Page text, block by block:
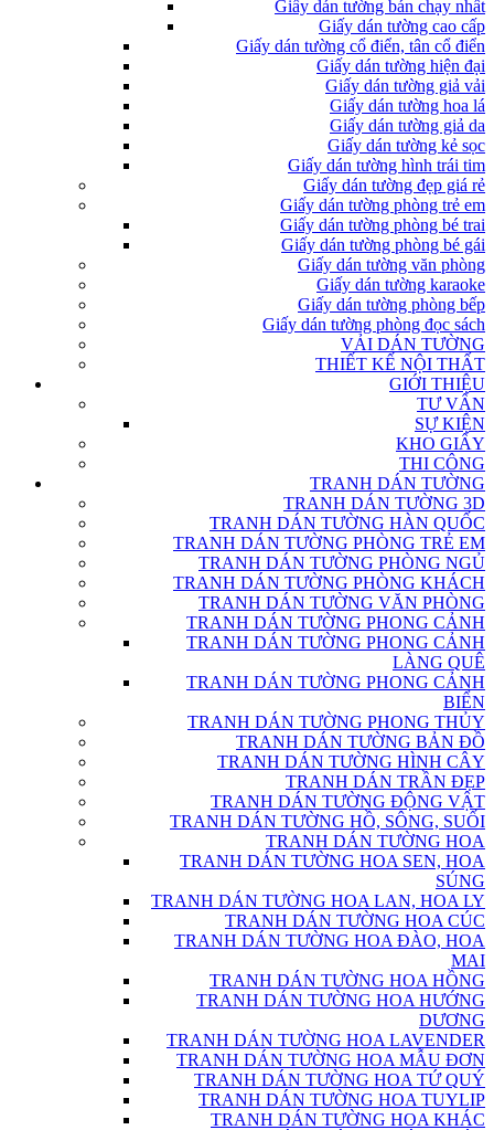
Giấy dán tường bán chạy nhất
Giấy dán tường cao cấp
Giấy dán tường cổ điển, tân cổ điển
Giấy dán tường hiện đại
Giấy dán tường giả vải
Giấy dán tường hoa lá
Giấy dán tường giả da
Giấy dán tường kẻ sọc
Giấy dán tường hình trái tim
Giấy dán tường đẹp giá rẻ
Giấy dán tường phòng trẻ em
Giấy dán tường phòng bé trai
Giấy dán tường phòng bé gái
Giấy dán tường văn phòng
Giấy dán tường karaoke
Giấy dán tường phòng bếp
Giấy dán tường phòng đọc sách
VẢI DÁN TƯỜNG
THIẾT KẾ NỘI THẤT
GIỚI THIỆU
TƯ VẤN
SỰ KIỆN
KHO GIẤY
THI CÔNG
TRANH DÁN TƯỜNG
TRANH DÁN TƯỜNG 3D
TRANH DÁN TƯỜNG HÀN QUỐC
TRANH DÁN TƯỜNG PHÒNG TRẺ EM
TRANH DÁN TƯỜNG PHÒNG NGỦ
TRANH DÁN TƯỜNG PHÒNG KHÁCH
TRANH DÁN TƯỜNG VĂN PHÒNG
TRANH DÁN TƯỜNG PHONG CẢNH
TRANH DÁN TƯỜNG PHONG CẢNH
LÀNG QUÊ
TRANH DÁN TƯỜNG PHONG CẢNH
BIỂN
TRANH DÁN TƯỜNG PHONG THỦY
TRANH DÁN TƯỜNG BẢN ĐỒ
TRANH DÁN TƯỜNG HÌNH CÂY
TRANH DÁN TRẦN ĐẸP
TRANH DÁN TƯỜNG ĐỘNG VẬT
TRANH DÁN TƯỜNG HỒ, SÔNG, SUỐI
TRANH DÁN TƯỜNG HOA
TRANH DÁN TƯỜNG HOA SEN, HOA
SÚNG
TRANH DÁN TƯỜNG HOA LAN, HOA LY
TRANH DÁN TƯỜNG HOA CÚC
TRANH DÁN TƯỜNG HOA ĐÀO, HOA
MAI
TRANH DÁN TƯỜNG HOA HỒNG
TRANH DÁN TƯỜNG HOA HƯỚNG
DƯƠNG
TRANH DÁN TƯỜNG HOA LAVENDER
TRANH DÁN TƯỜNG HOA MẪU ĐƠN
TRANH DÁN TƯỜNG HOA TỨ QUÝ
TRANH DÁN TƯỜNG HOA TUYLIP
TRANH DÁN TƯỜNG HOA KHÁC